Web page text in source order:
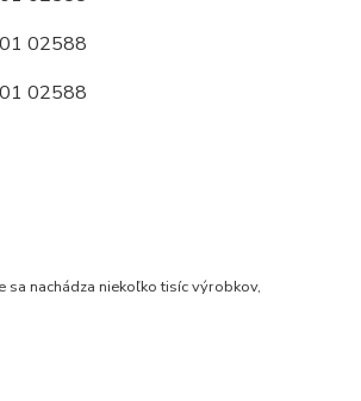
nachádza niekoľko tisíc výrobkov,